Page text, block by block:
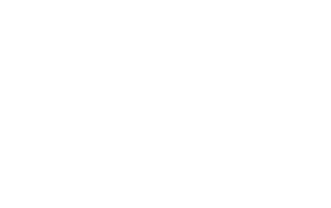
買商品或服務，並由商店將買賣／分期付款
依約使用本公司帳單繳交帳款。
你分期」之契約關係目的，商店將以您的個人
提供予台灣大哥大進項蒐集、處理及利用，
下連結：
取消之訂單仍視為有效，需透過AFTEE先享
先享後付 」之結帳頁面顯示為準，若有關於
欲退款等相關疑問，請聯繫「AFTEE先享後付
司提供之「AFTEE先享後付」服務完成之交
供個人資料，並將交易相關給付款項請求債
含以上)免運費
克旁) 即日起不提供京站紙袋，取件時